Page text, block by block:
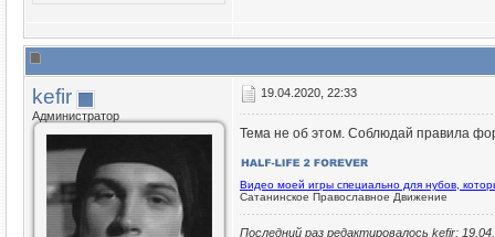
kefir
Администратор
19.04.2020, 22:33
Тема не об этом. Соблюдай правила
Видео моей игры специально для нубов,
Сатанинское Православное Движение
Последний раз редактировалось kefir;